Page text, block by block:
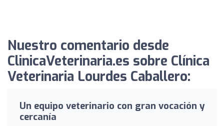
Nuestro comentario desde
ClinicaVeterinaria.es sobre Clínica
Veterinaria Lourdes Caballero:
Un equipo veterinario con gran vocación y
cercanía